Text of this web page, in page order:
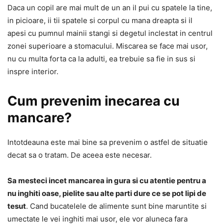
Daca un copil are mai mult de un an il pui cu spatele la tine,
in picioare, ii tii spatele si corpul cu mana dreapta si il
apesi cu pumnul mainii stangi si degetul inclestat in centrul
zonei superioare a stomacului. Miscarea se face mai usor,
nu cu multa forta ca la adulti, ea trebuie sa fie in sus si
inspre interior.
Cum prevenim inecarea cu
mancare?
Intotdeauna este mai bine sa prevenim o astfel de situatie
decat sa o tratam. De aceea este necesar.
Sa mesteci incet mancarea in gura si cu atentie pentru a
nu inghiti oase, pielite sau alte parti dure ce se pot lipi de
tesut. Cand bucatelele de alimente sunt bine maruntite si
umectate le vei inghiti mai usor, ele vor aluneca fara